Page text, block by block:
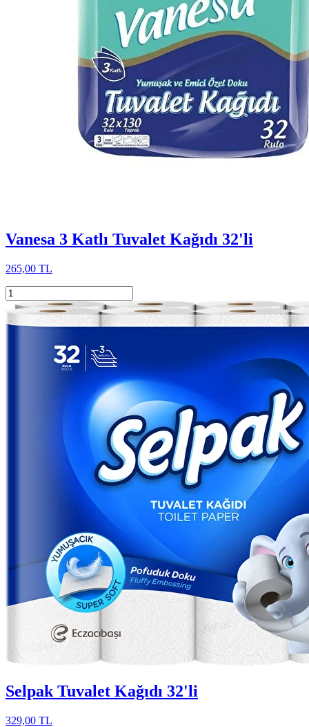
Vanesa 3 Katlı Tuvalet Kağıdı 32'li
265,00 TL
Selpak Tuvalet Kağıdı 32'li
329,00 TL